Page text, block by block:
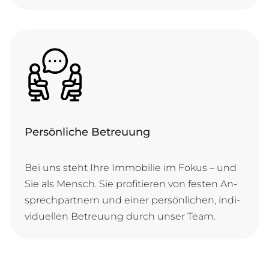
Persönliche Betreuung
Bei uns steht Ih­re Im­mo­bi­lie im Fo­kus – und
Sie als Mensch. Sie pro­fi­tie­ren von fes­ten An­
sprech­part­nern und ei­ner per­sön­li­chen, in­di­
vi­du­el­len Be­treu­ung durch un­ser Team.